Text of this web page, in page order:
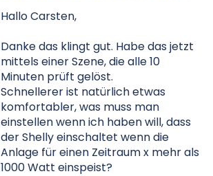
Hallo Carsten,
Danke das klingt gut. Habe das jetzt
mittels einer Szene, die alle 10
Minuten prüft gelöst.
Schnellerer ist natürlich etwas
komfortabler, was muss man
einstellen wenn ich haben will, dass
der Shelly einschaltet wenn die
Anlage für einen Zeitraum x mehr als
1000 Watt einspeist?